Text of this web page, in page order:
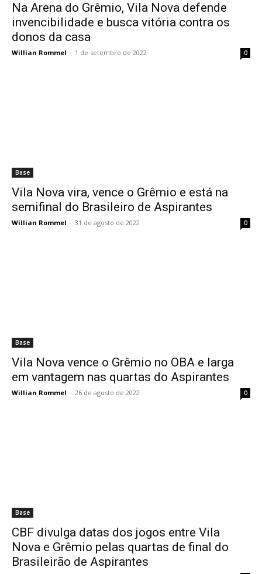
Na Arena do Grêmio, Vila Nova defende
invencibilidade e busca vitória contra os
donos da casa
Willian Rommel - 1 de setembro de 2022 0
Base
Vila Nova vira, vence o Grêmio e está na
semifinal do Brasileiro de Aspirantes
Willian Rommel - 31 de agosto de 2022 0
Base
Vila Nova vence o Grêmio no OBA e larga
em vantagem nas quartas do Aspirantes
Willian Rommel - 26 de agosto de 2022 0
Base
CBF divulga datas dos jogos entre Vila
Nova e Grêmio pelas quartas de final do
Brasileirão de Aspirantes